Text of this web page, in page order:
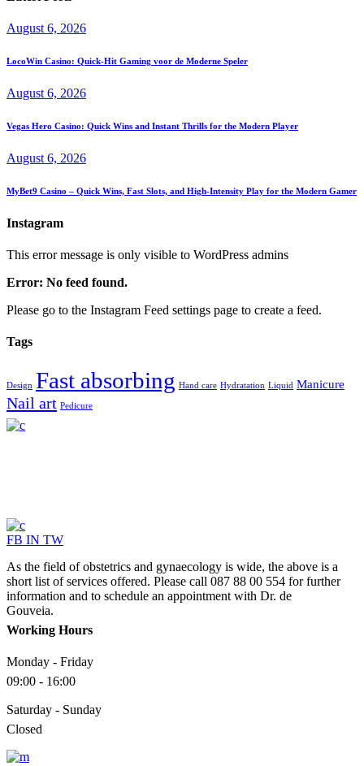
August 6, 2026
LocoWin Casino: Quick‑Hit Gaming voor de Moderne Speler
August 6, 2026
Vegas Hero Casino: Quick Wins and Instant Thrills for the Modern Player
August 6, 2026
MyBet9 Casino – Quick Wins, Fast Slots, and High‑Intensity Play for the Modern Gamer
Instagram
This error message is only visible to WordPress admins
Error: No feed found.
Please go to the Instagram Feed settings page to create a feed.
Tags
Design Fast absorbing Hand care Hydratation Liquid Manicure
Nail art Pedicure
FB IN TW
As the field of obstetrics and gynaecology is wide, the above is a
short list of services offered. Please call 087 88 00 554 for further
information and to schedule an appointment with Dr. de
Gouveia.
Working Hours
Monday - Friday
09:00 - 16:00
Saturday - Sunday
Closed